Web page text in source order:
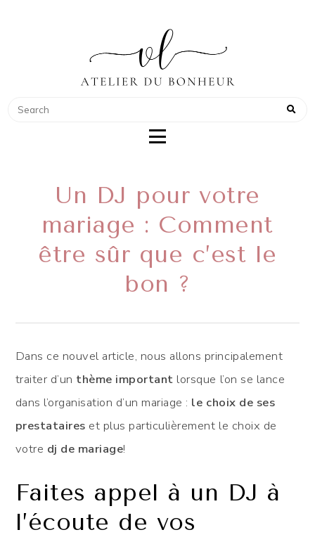
ATELIER DU BONHEUR
COACH POUR WEDDING PLANNER
Un DJ pour votre
mariage : Comment
être sûr que c’est le
bon ?
Dans ce nouvel article, nous allons principalement
traiter d’un thème important lorsque l’on se lance
dans l’organisation d’un mariage : le choix de ses
prestataires et plus particulièrement le choix de
votre dj de mariage!
Faites appel à un DJ à
l’écoute de vos